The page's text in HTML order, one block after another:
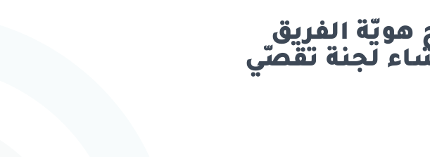
هويّة الفريق
لجنة تقصّي